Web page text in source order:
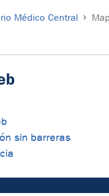
Médico Central
sin barreras